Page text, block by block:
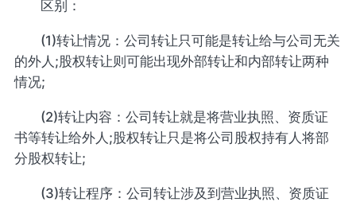
区别：
(1)转让情况：公司转让只可能是转让给与公司无关
的外人;股权转让则可能出现外部转让和内部转让两种
情况;
(2)转让内容：公司转让就是将营业执照、资质证
书等转让给外人;股权转让只是将公司股权持有人将部
分股权转让;
(3)转让程序：公司转让涉及到营业执照、资质证